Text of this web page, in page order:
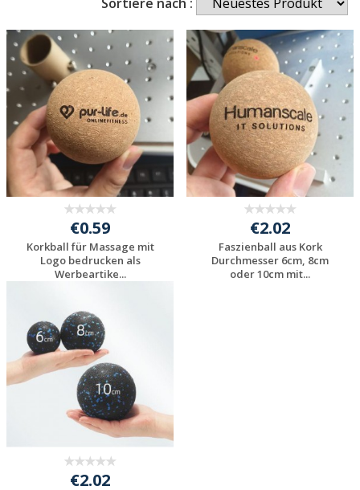
€0.59
Korkball für Massage mit
Logo bedrucken als
Werbeartike...
anfordern
€2.02
Faszienball aus Kork
Durchmesser 6cm, 8cm
oder 10cm mit...
€2.02